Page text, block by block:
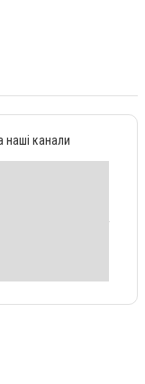
наші канали